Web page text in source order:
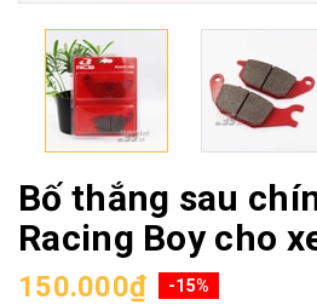
Bố thắng sau
Racing Boy cho
150.000₫ -15%